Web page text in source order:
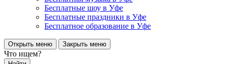
Бесплатные шоу в Уфе
Бесплатные праздники в Уфе
Бесплатное образование в Уфе
Открыть меню Закрыть меню
Что ищем?